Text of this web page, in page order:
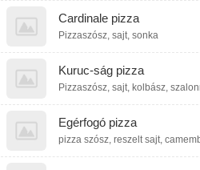
Cardinale pizza
Pizzaszósz, sajt, sonka
Kuruc-ság pizza
Pizzaszósz, sajt, kolbász,
Egérfogó pizza
pizza szósz, reszelt sajt,